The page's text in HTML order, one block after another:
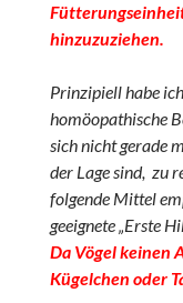
hinzuzuziehen.
Prinzipiell habe
homöopathische
sich nicht gerade
der Lage sind, zu
folgende Mittel
geeignete „Erste
Da Vögel keinen
Kügelchen oder